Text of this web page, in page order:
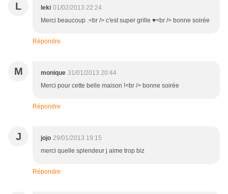
L leki 01/02/2013 22:24
Merci beaucoup .<br /> c'est super grille ♥<br /> bonne soirée
Répondre
M monique 31/01/2013 20:44
Merci pour cette belle maison !<br /> bonne soirée
Répondre
J jojo 29/01/2013 19:15
merci quelle splendeur j aime trop biz
Répondre